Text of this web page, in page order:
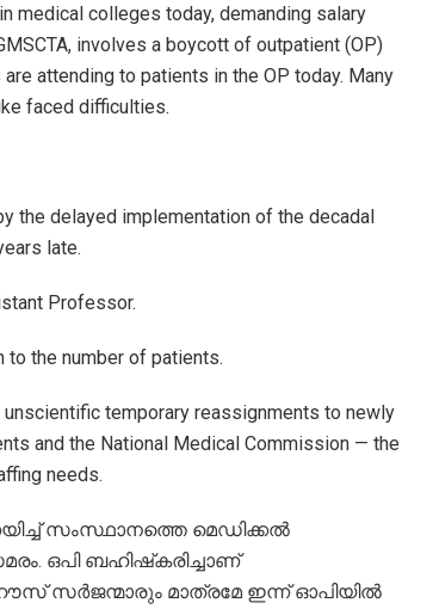
medical colleges today, demanding salary
involves a boycott of outpatient (OP)
attending to patients in the OP today. Many
faced difficulties.
the delayed implementation of the decadal
late.
Professor.
the number of patients.
temporary reassignments to newly
and the National Medical Commission — the
needs.
സംസ്ഥാനത്തെ മെഡിക്കൽ
ഒപി ബഹിഷ്‌കരിച്ചാണ്
സർജന്മാരും മാത്രമേ ഇന്ന് ഓപിയിൽ